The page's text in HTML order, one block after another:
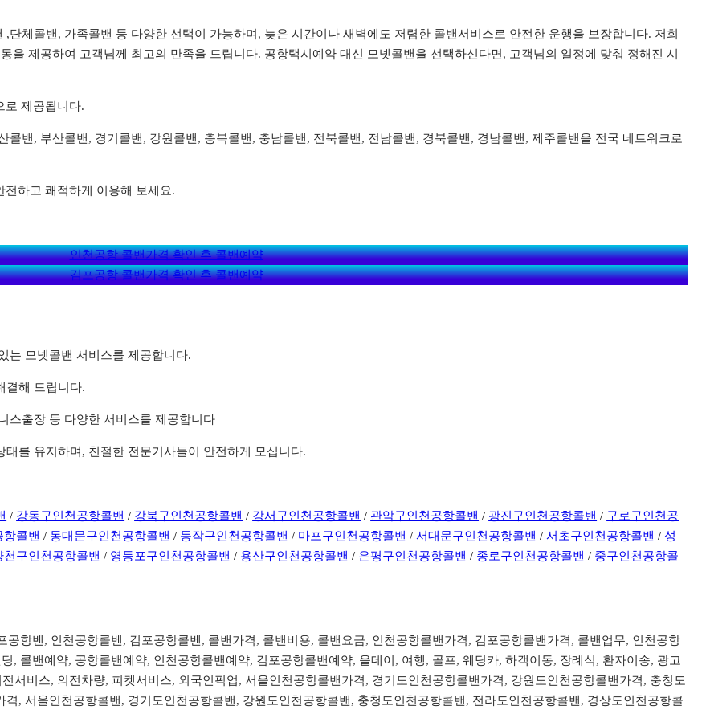
체콜밴, 가족콜밴 등 다양한 선택이 가능하며, 늦은 시간이나 새벽에도 저렴한 콜밴서비스로 안전한 운행을 보장합니다. 저희
을 제공하여 고객님께 최고의 만족을 드립니다. 공항택시예약 대신 모넷콜밴을 선택하신다면, 고객님의 일정에 맞춰 정해진 시
로 제공됩니다.
밴, 부산콜밴, 경기콜밴, 강원콜밴, 충북콜밴, 충남콜밴, 전북콜밴, 전남콜밴, 경북콜밴, 경남콜밴, 제주콜밴을 전국 네트워크로
하고 쾌적하게 이용해 보세요.
인천공항 콜밴가격 확인 후 콜밴예약
김포공항 콜밴가격 확인 후 콜밴예약
는 모넷콜밴 서비스를 제공합니다.
결해 드립니다.
스출장 등 다양한 서비스를 제공합니다
를 유지하며, 친절한 전문기사들이 안전하게 모십니다.
/ 강동구인천공항콜밴 / 강북구인천공항콜밴 / 강서구인천공항콜밴 / 관악구인천공항콜밴 / 광진구인천공항콜밴 / 구로구인천공
항콜밴 / 동대문구인천공항콜밴 / 동작구인천공항콜밴 / 마포구인천공항콜밴 /서대문구인천공항콜밴 /서초구인천공항콜밴 / 성
천구인천공항콜밴 / 영등포구인천공항콜밴 / 용산구인천공항콜밴 / 은평구인천공항콜밴 / 종로구인천공항콜밴 / 중구인천공항콜
항벤, 인천공항콜벤, 김포공항콜벤, 콜밴가격, 콜밴비용, 콜밴요금, 인천공항콜밴가격, 김포공항콜밴가격, 콜밴업무, 인천공항
, 콜밴예약, 공항콜밴예약, 인천공항콜밴예약, 김포공항콜밴예약, 올데이, 여행, 골프, 웨딩카, 하객이동, 장례식, 환자이송, 광고
서비스, 의전차량, 피켓서비스, 외국인픽업, 서울인천공항콜밴가격, 경기도인천공항콜밴가격, 강원도인천공항콜밴가격, 충청도
, 서울인천공항콜밴, 경기도인천공항콜밴, 강원도인천공항콜밴, 충청도인천공항콜밴, 전라도인천공항콜밴, 경상도인천공항콜